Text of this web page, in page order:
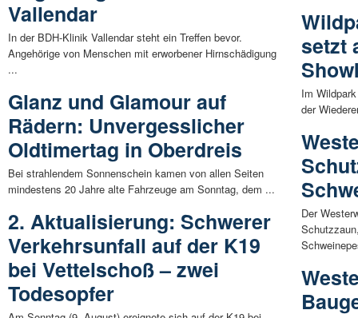
Vallendar
In der BDH-Klinik Vallendar steht ein Treffen bevor.
Angehörige von Menschen mit erworbener Hirnschädigung
...
Glanz und Glamour auf
Rädern: Unvergesslicher
Oldtimertag in Oberdreis
Bei strahlendem Sonnenschein kamen von allen Seiten
mindestens 20 Jahre alte Fahrzeuge am Sonntag, dem ...
2. Aktualisierung: Schwerer
Verkehrsunfall auf der K19
bei Vettelschoß – zwei
Todesopfer
setzt
Im
der
Der